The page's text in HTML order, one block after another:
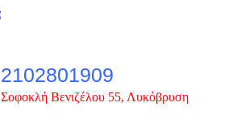
2102801909
Σοφοκλή Βενιζέλου 55, Λυκόβρυση